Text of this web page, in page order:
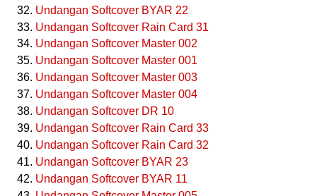
Undangan Softcover BYAR 22
Undangan Softcover Rain Card 31
Undangan Softcover Master 002
Undangan Softcover Master 001
Undangan Softcover Master 003
Undangan Softcover Master 004
Undangan Softcover DR 10
Undangan Softcover Rain Card 33
Undangan Softcover Rain Card 32
Undangan Softcover BYAR 23
Undangan Softcover BYAR 11